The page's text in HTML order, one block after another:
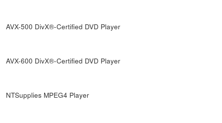
AVX-500 DivX®-Certified DVD Player
AVX-600 DivX®-Certified DVD Player
NTSupplies MPEG4 Player